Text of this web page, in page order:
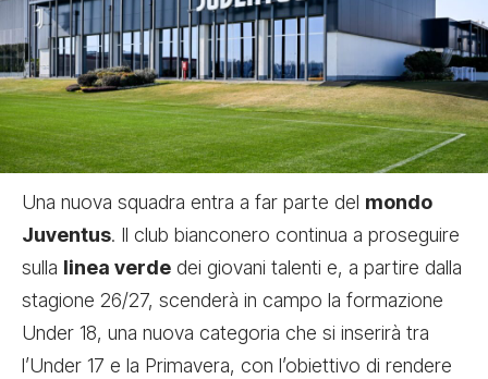
Una nuova squadra entra a far parte del mondo
Juventus. Il club bianconero continua a proseguire
sulla linea verde dei giovani talenti e, a partire dalla
stagione 26/27, scenderà in campo la formazione
Under 18, una nuova categoria che si inserirà tra
l’Under 17 e la Primavera, con l’obiettivo di rendere